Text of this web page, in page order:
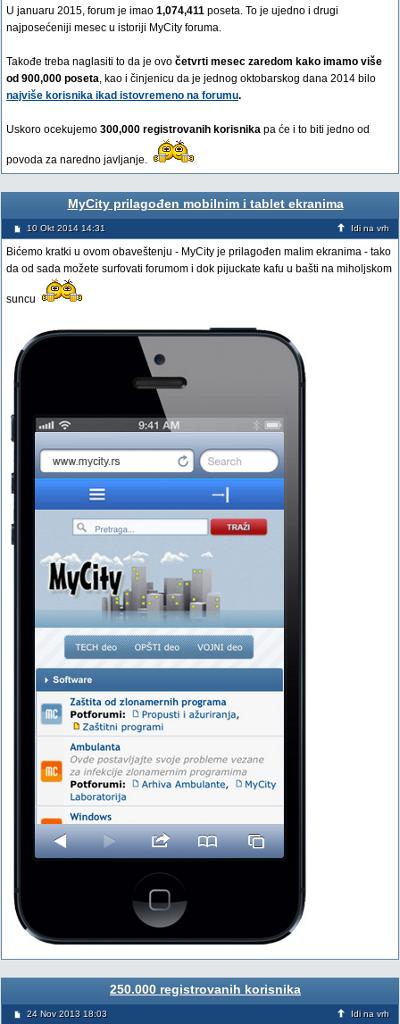
U januaru 2015, forum je imao 1,074,411 poseta. To je ujedno i drugi
najposećeniji mesec u istoriji MyCity foruma.
Takođe treba naglasiti to da je ovo četvrti mesec zaredom kako imamo više
od 900,000 poseta, kao i činjenicu da je jednog oktobarskog dana 2014 bilo
najviše korisnika ikad istovremeno na forumu.
Uskoro ocekujemo 300,000 registrovanih korisnika pa će i to biti jedno od
povoda za naredno javljanje.
MyCity prilagođen mobilnim i tablet ekranima
10 Okt 2014 14:31 Idi na vrh
Bićemo kratki u ovom obaveštenju - MyCity je prilagođen malim ekranima - tako
da od sada možete surfovati forumom i dok pijuckate kafu u bašti na miholjskom
suncu
250.000 registrovanih korisnika
24 Nov 2013 18:03 Idi na vrh